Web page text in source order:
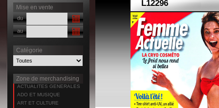
Mise en vente
du
au
Catégorie
Zone de merchandising
ACTUALITES GENERALES
ADO ET MUSIQUE
ART ET CULTURE